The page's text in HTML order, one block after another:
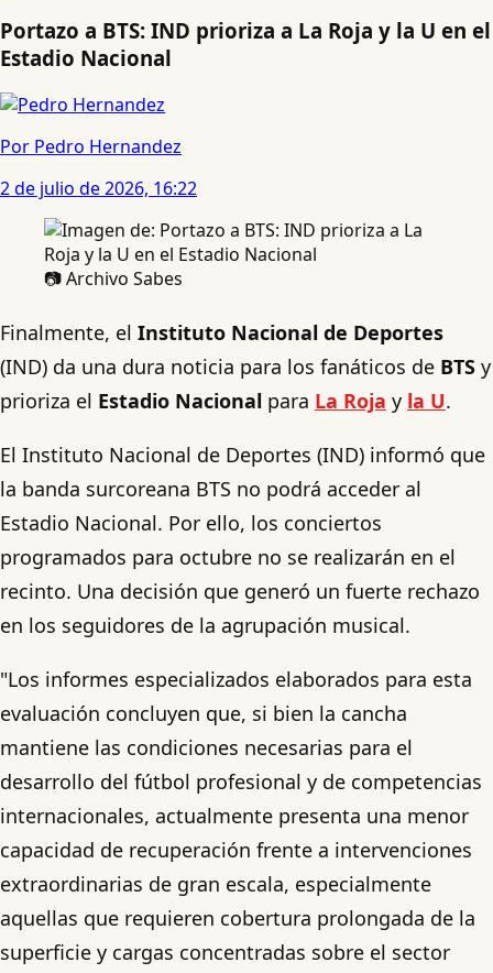
Portazo a BTS: IND prioriza a La Roja y la U en el
Estadio Nacional
Por Pedro Hernandez
2 de julio de 2026, 16:22
📷 Archivo Sabes
Finalmente, el Instituto Nacional de Deportes
(IND) da una dura noticia para los fanáticos de BTS y
prioriza el Estadio Nacional para La Roja y la U.
El Instituto Nacional de Deportes (IND) informó que
la banda surcoreana BTS no podrá acceder al
Estadio Nacional. Por ello, los conciertos
programados para octubre no se realizarán en el
recinto. Una decisión que generó un fuerte rechazo
en los seguidores de la agrupación musical.
"Los informes especializados elaborados para esta
evaluación concluyen que, si bien la cancha
mantiene las condiciones necesarias para el
desarrollo del fútbol profesional y de competencias
internacionales, actualmente presenta una menor
capacidad de recuperación frente a intervenciones
extraordinarias de gran escala, especialmente
aquellas que requieren cobertura prolongada de la
superficie y cargas concentradas sobre el sector